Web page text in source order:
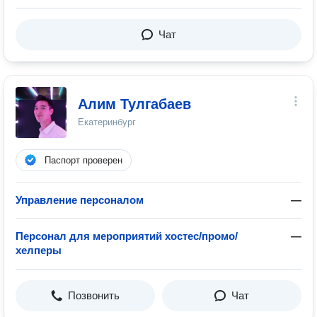
Чат
Алим Тулгабаев
Екатеринбург
Паспорт проверен
Управление персоналом —
Персонал для мероприятий хостес/промо/
хелперы
—
Позвонить Чат